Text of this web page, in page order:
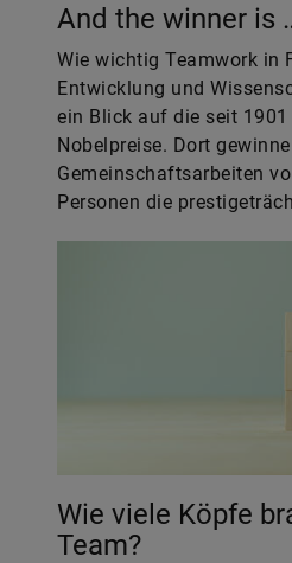
And the winner is
Wie wichtig Teamwork in
Entwicklung und
ein Blick auf die seit 1901
Nobelpreise. Dort
Gemeinschaftsarbeiten
Personen die
Wie viele Köpfe
Team?